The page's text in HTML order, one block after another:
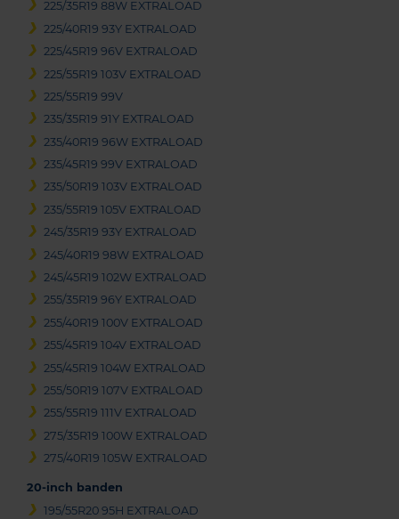
225/35R19 88W EXTRALOAD
225/40R19 93Y EXTRALOAD
225/45R19 96V EXTRALOAD
225/55R19 103V EXTRALOAD
225/55R19 99V
235/35R19 91Y EXTRALOAD
235/40R19 96W EXTRALOAD
235/45R19 99V EXTRALOAD
235/50R19 103V EXTRALOAD
235/55R19 105V EXTRALOAD
245/35R19 93Y EXTRALOAD
245/40R19 98W EXTRALOAD
245/45R19 102W EXTRALOAD
255/35R19 96Y EXTRALOAD
255/40R19 100V EXTRALOAD
255/45R19 104V EXTRALOAD
255/45R19 104W EXTRALOAD
255/50R19 107V EXTRALOAD
255/55R19 111V EXTRALOAD
275/35R19 100W EXTRALOAD
275/40R19 105W EXTRALOAD
20-inch banden
195/55R20 95H EXTRALOAD